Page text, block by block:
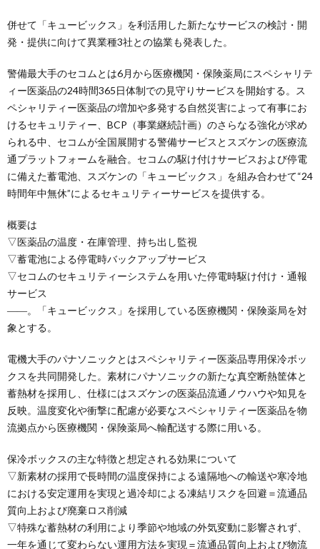
併せて「キュービックス」を利活用した新たなサービスの検討・開
発・提供に向けて異業種3社との協業も発表した。
警備最大手のセコムとは6月から医療機関・保険薬局にスペシャリテ
ィー医薬品の24時間365日体制での見守りサービスを開始する。ス
ペシャリティー医薬品の増加や多発する自然災害によって有事にお
けるセキュリティー、BCP（事業継続計画）のさらなる強化が求め
られる中、セコムが全国展開する警備サービスとスズケンの医療流
通プラットフォームを融合。セコムの駆け付けサービスおよび停電
に備えた蓄電池、スズケンの「キュービックス」を組み合わせて“24
時間年中無休”によるセキュリティーサービスを提供する。
概要は
▽医薬品の温度・在庫管理、持ち出し監視
▽蓄電池による停電時バックアップサービス
▽セコムのセキュリティーシステムを用いた停電時駆け付け・通報
サービス
――。「キュービックス」を採用している医療機関・保険薬局を対
象とする。
電機大手のパナソニックとはスペシャリティー医薬品専用保冷ボッ
クスを共同開発した。素材にパナソニックの新たな真空断熱筐体と
蓄熱材を採用し、仕様にはスズケンの医薬品流通ノウハウや知見を
反映。温度変化や衝撃に配慮が必要なスペシャリティー医薬品を物
流拠点から医療機関・保険薬局へ輸配送する際に用いる。
保冷ボックスの主な特徴と想定される効果について
▽新素材の採用で長時間の温度保持による遠隔地への輸送や寒冷地
における安定運用を実現と過冷却による凍結リスクを回避＝流通品
質向上および廃棄ロス削減
▽特殊な蓄熱材の利用により季節や地域の外気変動に影響されず、
一年を通じて変わらない運用方法を実現＝流通品質向上および物流